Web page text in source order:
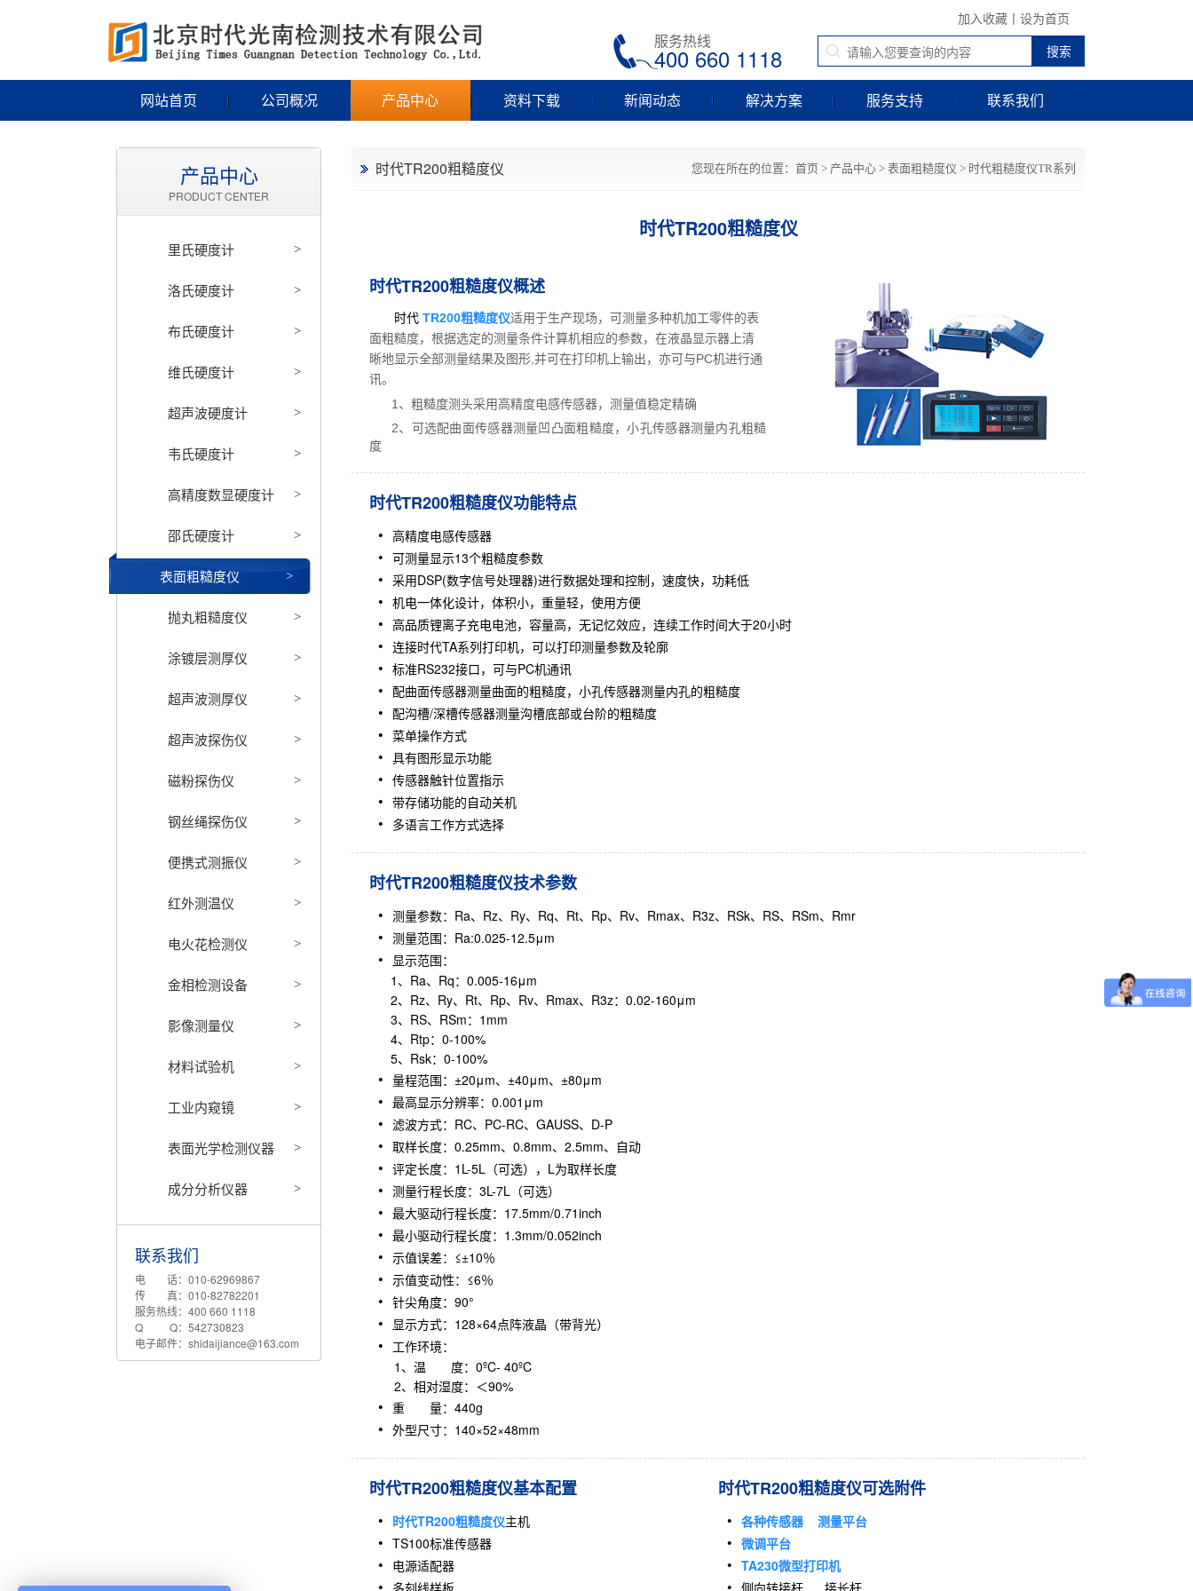
加入收藏 丨 设为首页
服务热线
400 660 1118
网站首页 公司概况 产品中心 资料下载 新闻动态 解决方案 服务支持 联系我们
时代TR200粗糙度仪 您现在所在的位置： 首页 > 产品中心 > 表面粗糙度仪 > 时代粗糙度仪TR系列
时代TR200粗糙度仪
时代TR200粗糙度仪概述
时代 TR200粗糙度仪适用于生产现场，可测量多种机加工零件的表
面粗糙度，根据选定的测量条件计算机相应的参数，在液晶显示器上清
晰地显示全部测量结果及图形,并可在打印机上输出，亦可与PC机进行通
讯。
1、粗糙度测头采用高精度电感传感器，测量值稳定精确
2、可选配曲面传感器测量凹凸面粗糙度，小孔传感器测量内孔粗糙
度
时代TR200粗糙度仪功能特点
高精度电感传感器
可测量显示13个粗糙度参数
采用DSP(数字信号处理器)进行数据处理和控制，速度快，功耗低
机电一体化设计，体积小，重量轻，使用方便
高品质锂离子充电电池，容量高，无记忆效应，连续工作时间大于20小时
连接时代TA系列打印机，可以打印测量参数及轮廓
标准RS232接口，可与PC机通讯
配曲面传感器测量曲面的粗糙度，小孔传感器测量内孔的粗糙度
配沟槽/深槽传感器测量沟槽底部或台阶的粗糙度
菜单操作方式
具有图形显示功能
传感器触针位置指示
带存储功能的自动关机
多语言工作方式选择
时代TR200粗糙度仪技术参数
测量参数：Ra、Rz、Ry、Rq、Rt、Rp、Rv、Rmax、R3z、RSk、RS、RSm、Rmr
测量范围：Ra:0.025-12.5μm
显示范围：
1、Ra、Rq：0.005-16μm
2、Rz、Ry、Rt、Rp、Rv、Rmax、R3z：0.02-160μm
3、RS、RSm：1mm
4、Rtp：0-100%
5、Rsk：0-100%
量程范围：±20μm、±40μm、±80μm
最高显示分辨率：0.001μm
滤波方式：RC、PC-RC、GAUSS、D-P
取样长度：0.25mm、0.8mm、2.5mm、自动
评定长度：1L-5L（可选），L为取样长度
测量行程长度：3L-7L（可选）
最大驱动行程长度：17.5mm/0.71inch
最小驱动行程长度：1.3mm/0.052inch
示值误差：≤±10％
示值变动性：≤6％
针尖角度：90°
显示方式：128×64点阵液晶（带背光）
工作环境：
1、温 度：0ºC- 40ºC
2、相对湿度：＜90%
重 量：440g
外型尺寸：140×52×48mm
时代TR200粗糙度仪基本配置
时代TR200粗糙度仪主机
TS100标准传感器
电源适配器
多刻线样板
时代TR200粗糙度仪可选附件
各种传感器 测量平台
微调平台
TA230微型打印机
侧向转接杆 接长杆
产品中心
PRODUCT CENTER
里氏硬度计 >
洛氏硬度计 >
布氏硬度计 >
维氏硬度计 >
超声波硬度计 >
韦氏硬度计 >
高精度数显硬度计 >
邵氏硬度计 >
表面粗糙度仪 >
抛丸粗糙度仪 >
涂镀层测厚仪 >
超声波测厚仪 >
超声波探伤仪 >
磁粉探伤仪 >
钢丝绳探伤仪 >
便携式测振仪 >
红外测温仪 >
电火花检测仪 >
金相检测设备 >
影像测量仪 >
材料试验机 >
工业内窥镜 >
表面光学检测仪器 >
成分分析仪器 >
联系我们
电 话：010-62969867
传 真：010-82782201
服务热线：400 660 1118
Q Q：542730823
电子邮件：shidaijiance@163.com